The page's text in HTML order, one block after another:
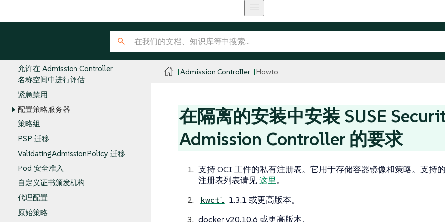
大规模部署
允许在 Admission Controller
名称空间中进行评估
紧急禁用
配置策略服务器
策略组
PSP 迁移
ValidatingAdmissionPolicy 迁移
Pod 安全准入
自定义证书颁发机构
代理配置
原始策略
Admission Controller Howto
在隔离的安装中安装 SUSE
Admission Controller 的要求
支持 OCI 工件的私有注册表。它用于存储容器镜像和策略。支持
注册表列表请见这里。
kwctl 1.3.1 或更高版本。
docker v20.10.6 或更高版本。